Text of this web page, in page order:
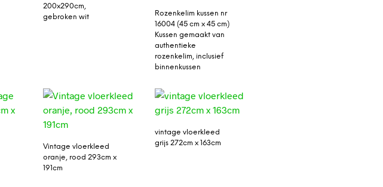
200x290cm,
gebroken wit
Rozenkelim kussen nr
16004 (45 cm x 45 cm)
Kussen gemaakt van
authentieke
rozenkelim, inclusief
binnenkussen
Vintage vloerkleed
oranje, rood 293cm x
191cm
vintage vloerkleed
grijs 272cm x 163cm